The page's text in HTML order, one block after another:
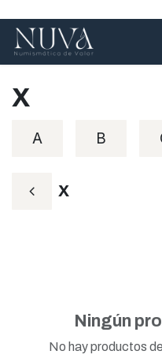
Ir al contenido
X
A B
X
Ningún
No hay productos